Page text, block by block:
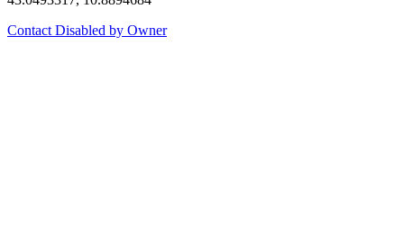
Contact Disabled by Owner